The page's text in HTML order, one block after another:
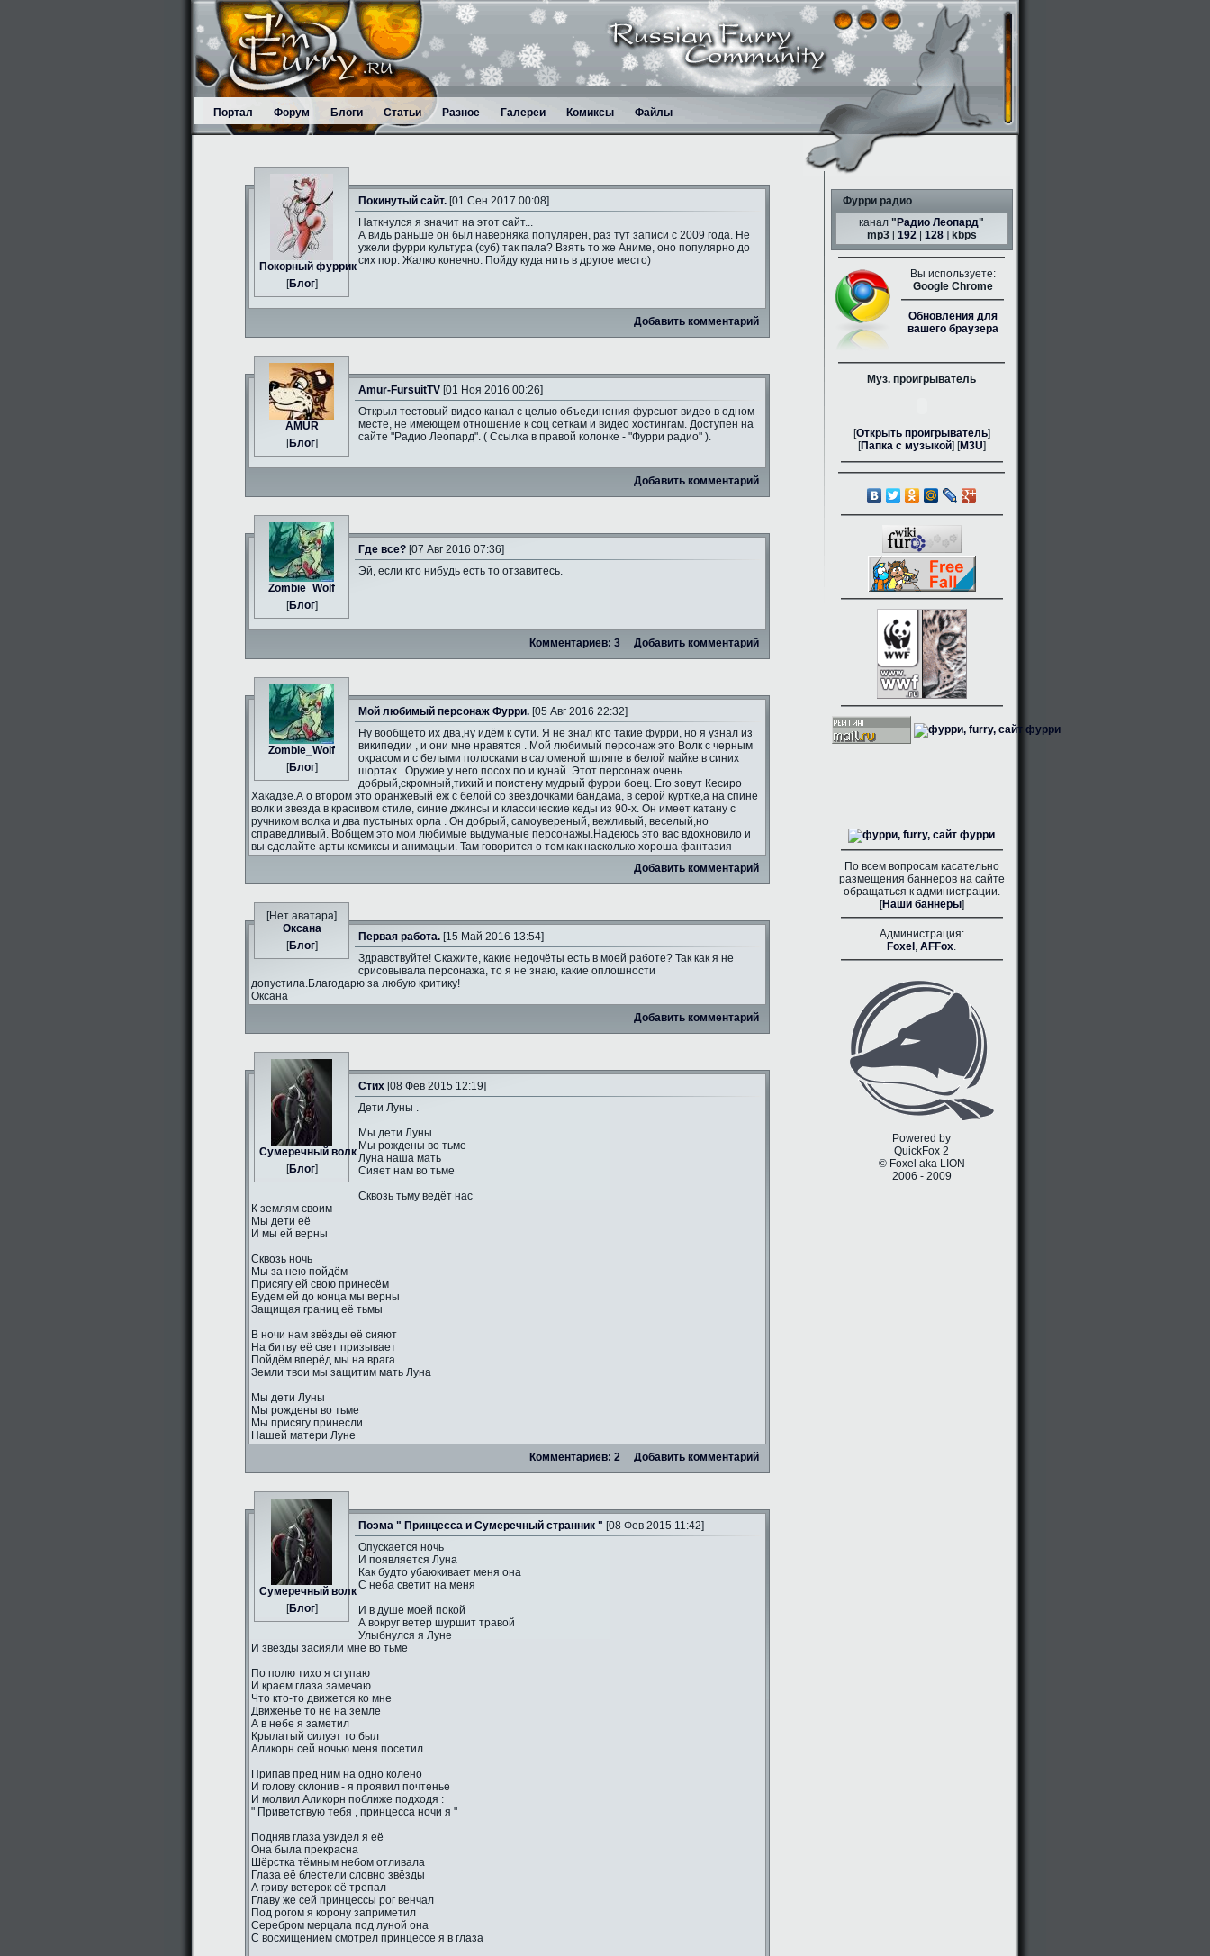
Портал Форум Блоги Статьи Разное Галереи Комиксы Файлы
Пoкорный фуррик
[Блог]
Покинутый сайт. [01 Сен 2017 00:08]
Наткнулся я значит на этот сайт...
А видь раньше он был наверняка популярен, раз тут записи с 2009 года. Не
ужели фурри культура (суб) так пала? Взять то же Аниме, оно популярно до
сих пор. Жалко конечно. Пойду куда нить в другое место)
Добавить комментарий
AMUR
[Блог]
Amur-FursuitTV [01 Ноя 2016 00:26]
Открыл тестовый видео канал с целью объединения фурсьют видео в одном
месте, не имеющем отношение к соц сеткам и видео хостингам. Доступен на
сайте "Радио Леопард". ( Ссылка в правой колонке - "Фурри радио" ).
Добавить комментарий
Zombie_Wolf
[Блог]
Где все? [07 Авг 2016 07:36]
Эй, если кто нибудь есть то отзавитесь.
Комментариев: 3 Добавить комментарий
Zombie_Wolf
[Блог]
Мой любимый персонаж Фурри. [05 Авг 2016 22:32]
Ну вообщето их два,ну идём к сути. Я не знал кто такие фурри, но я узнал из
википедии , и они мне нравятся . Мой любимый персонаж это Волк с черным
окрасом и с белыми полосками в саломеной шляпе в белой майке в синих
шортах . Оружие у него посох по и кунай. Этот персонаж очень
добрый,скромный,тихий и поистену мудрый фурри боец. Его зовут Кесиро
Хакадзе.А о втором это оранжевый ёж с белой со звёздочками бандама, в серой куртке,а на спине
волк и звезда в красивом стиле, синие джинсы и классические кеды из 90-х. Он имеет катану с
ручником волка и два пустыных орла . Он добрый, самоувереный, вежливый, веселый,но
справедливый. Вобщем это мои любимые выдуманые персонажы.Надеюсь это вас вдохновило и
вы сделайте арты комиксы и анимацыи. Там говорится о том как насколько хороша фантазия
Добавить комментарий
[Нет аватара]
Оксана
[Блог]
Первая работа. [15 Май 2016 13:54]
Здравствуйте! Скажите, какие недочёты есть в моей работе? Так как я не
срисовывала персонажа, то я не знаю, какие оплошности
допустила.Благодарю за любую критику!
Оксана
Добавить комментарий
Сумеречный волк
[Блог]
Стих [08 Фев 2015 12:19]
Дети Луны .
Мы дети Луны
Мы рождены во тьме
Луна наша мать
Сияет нам во тьме
Сквозь тьму ведёт нас
К землям своим
Мы дети её
И мы ей верны
Сквозь ночь
Мы за нею пойдём
Присягу ей свою принесём
Будем ей до конца мы верны
Защищая границ её тьмы
В ночи нам звёзды её сияют
На битву её свет призывает
Пойдём вперёд мы на врага
Земли твои мы защитим мать Луна
Мы дети Луны
Мы рождены во тьме
Мы присягу принесли
Нашей матери Луне
Комментариев: 2
Добавить комментарий
Сумеречный волк
[Блог]
Поэма " Принцесса и Сумеречный странник " [08 Фев 2015 11:42]
Опускается ночь
И появляется Луна
Как будто убаюкивает меня она
С неба светит на меня
И в душе моей покой
А вокруг ветер шуршит травой
Улыбнулся я Луне
И звёзды засияли мне во тьме
По полю тихо я ступаю
И краем глаза замечаю
Что кто-то движется ко мне
Движенье то не на земле
А в небе я заметил
Крылатый силуэт то был
Аликорн сей ночью меня посетил
Припав пред ним на одно колено
И голову склонив - я проявил почтенье
И молвил Аликорн поближе подходя :
" Приветствую тебя , принцесса ночи я "
Подняв глаза увидел я её
Она была прекрасна
Шёрстка тёмным небом отливала
Глаза её блестели словно звёзды
А гриву ветерок её трепал
Главу же сей принцессы рог венчал
Под рогом я корону заприметил
Серебром мерцала под луной она
С восхищением смотрел принцессе я в глаза
Фурри радио
канал " Радио Леопард"
mp3[192| 128] kbps
Вы используете:
Google Chrome
Обновления для
вашего браузера
Муз. проигрыватель
[Открыть проигрыватель]
[Папка с музыкой] [M3U]
По всем вопросам касательно
размещения баннеров на сайте
обращаться к администрации.
[Наши баннеры]
Администрация:
Foxel , AFFox.
Powered by
QuickFox 2
© Foxel aka LION
2006 - 2009